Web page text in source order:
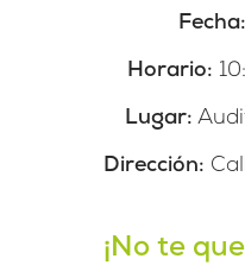
Fecha:
Horario:
Lugar:
Dirección:
¡No te